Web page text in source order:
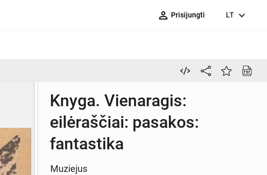
person_outline Prisijungti LT expand_more
Knyga. Vienaragis:
eilėraščiai: pasakos:
fantastika
Muziejus